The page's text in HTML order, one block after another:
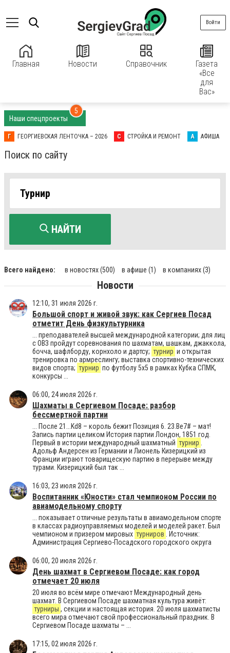
Главная Новости Справочник
Газета
«Все
для
Вас»
Войти
Наши спецпроекты
5
Г ГЕОРГИЕВСКАЯ ЛЕНТОЧКА – 2026 С СТРОЙКА И РЕМОНТ А АФИША
Поиск по сайту
НАЙТИ
Всего найдено: в новостях(500) в афише (1) в компаниях(3)
Новости
12:10, 31 июля 2026 г.
Большой спорт и живой звук: как Сергиев Посад
отметит День физкультурника
... преподавателей высшей международной категории; для лиц
с ОВЗ пройдут соревнования по шахматам, шашкам, джаккола,
бочча, шафлборду, корнхоло и дартсу; турнир и открытая
тренировка по армреслингу; выставка спортивно-технических
видов спорта; турнир по футболу 5х5 в рамках Кубка СПМК,
конкурсы ...
06:00, 24 июля 2026 г.
Шахматы в Сергиевом Посаде: разбор
бессмертной партии
... После 21...Kd8 – король бежит Позиция 6. 23.Be7# – мат!
Запись партии целиком История партии Лондон, 1851 год.
Первый в истории международный шахматный турнир
Адольф Андерсен из Германии и Лионель Кизерицкий из
Франции играют товарищескую партию в перерыве между
турами. Кизерицкий был так ...
16:03, 23 июля 2026 г.
Воспитанник «Юности» стал чемпионом России по
авиамодельному спорту
... показывает отличные результаты в авиамодельном спорте
в классах радиоуправляемых моделей и моделей ракет. Был
чемпионом и призером мировых турниров
. Источник:
Администрация Сергиево-Посадского городского округа
06:00, 20 июля 2026 г.
День шахмат в Сергиевом Посаде: как город
отмечает 20 июля
20 июля во всём мире отмечают Международный день
шахмат. В Сергиевом Посаде шахматная культура живёт:
турниры , секции и настоящая история. 20 июля шахматисты
всего мира отмечают свой профессиональный праздник. В
Сергиевом Посаде шахматы – ...
17:15, 02 июля 2026 г.